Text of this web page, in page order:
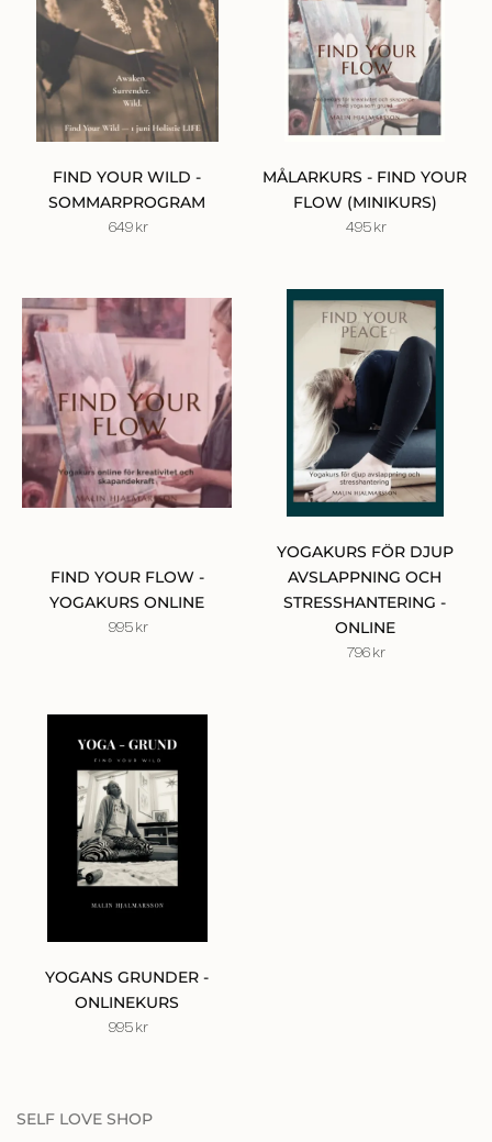
FIND YOUR WILD -
SOMMARPROGRAM
649 kr
MÅLARKURS - FIND YOUR
FLOW (MINIKURS)
495 kr
FIND YOUR FLOW -
YOGAKURS ONLINE
995 kr
YOGAKURS FÖR DJUP
AVSLAPPNING OCH
STRESSHANTERING -
ONLINE
796 kr
YOGANS GRUNDER -
ONLINEKURS
995 kr
SELF LOVE SHOP
SIGN UP FÖR
NYHETSBREV
Få ett kärleksbrev från mig till dig,